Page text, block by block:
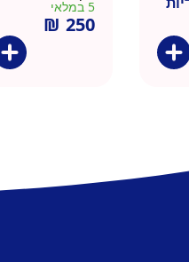
5 במלאי
₪ 250